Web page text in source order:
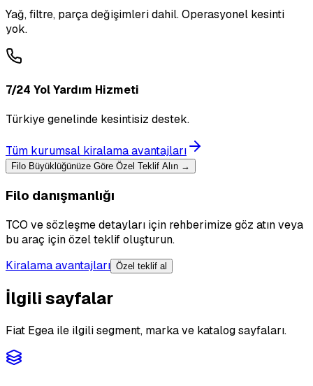
Yağ, filtre, parça değişimleri dahil. Operasyonel kesinti
yok.
7/24 Yol Yardım Hizmeti
Türkiye genelinde kesintisiz destek.
Tüm kurumsal kiralama avantajları
Filo Büyüklüğünüze Göre Özel Teklif Alın →
Filo danışmanlığı
TCO ve sözleşme detayları için rehberimize göz atın veya
bu araç için özel teklif oluşturun.
Kiralama avantajları Özel teklif al
İlgili sayfalar
Fiat Egea ile ilgili segment, marka ve katalog sayfaları.